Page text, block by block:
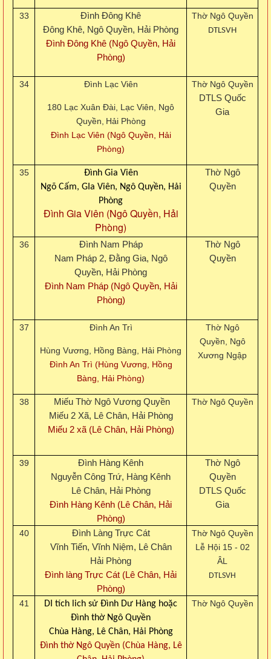
33
Đình Đông Khê
Đông Khê, Ngô Quyền, Hải Phòng
Đình Đông Khê (Ngô Quyền, Hải
Phòng)
Thờ Ngô Quyền
DTLSVH
34 Đình Lạc Viên
180 Lạc Xuân Đài, Lạc Viên, Ngô
Quyền, Hải Phòng
Đình Lạc Viên (Ngô Quyền, Hải
Phòng)
Thờ Ngô Quyền
DTLS Quốc
Gia
35
Đình Gia Viên
Ngõ Cấm, GIa Viên, Ngô Quyền, Hải
Phòng
Đình Gia Viên (Ngô Quyền, Hải
Phòng)
Thờ Ngô
Quyền
36
Đình Nam Pháp
Nam Pháp 2, Đằng Gia, Ngô
Quyền, Hải Phòng
Đình Nam Pháp (Ngô Quyền, Hải
Phòng)
Thờ Ngô
Quyền
37 Đình An Trì
Hùng Vương, Hồng Bàng, Hải Phòng
Đình An Trì (Hùng Vương, Hồng
Bàng, Hải Phòng)
Thờ Ngô
Quyền, Ngô
Xương Ngập
38
Miếu Thờ Ngô Vương Quyền
Miếu 2 Xã, Lê Chân, Hải Phòng
Miếu 2 xã (Lê Chân, Hải Phòng)
Thờ Ngô Quyền
39
Đình Hàng Kênh
Nguyễn Công Trứ, Hàng Kênh
Lê Chân, Hải Phòng
Đình Hàng Kênh (Lê Chân, Hải
Phòng)
Thờ Ngô
Quyền
DTLS Quốc
Gia
40
Đình Làng Trực Cát
Vĩnh Tiến, Vĩnh Niệm, Lê Chân
Hải Phòng
Đình làng Trực Cát (Lê Chân, Hải
Phòng)
Thờ Ngô Quyền
Lễ Hội 15 - 02
ÂL
DTLSVH
41
DI tích lich sử Đình Dư Hàng hoặc
Đình thờ Ngô Quyền
Chùa Hàng, Lê Chân, Hải Phòng
Đình thờ Ngô Quyền (Chùa Hàng, Lê
Thờ Ngô Quyền